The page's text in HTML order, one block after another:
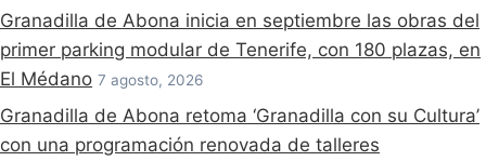
Granadilla de Abona inicia en septiembre las obras del
primer parking modular de Tenerife, con 180 plazas, en
El Médano 7 agosto, 2026
Granadilla de Abona retoma ‘Granadilla con su Cultura’
con una programación renovada de talleres